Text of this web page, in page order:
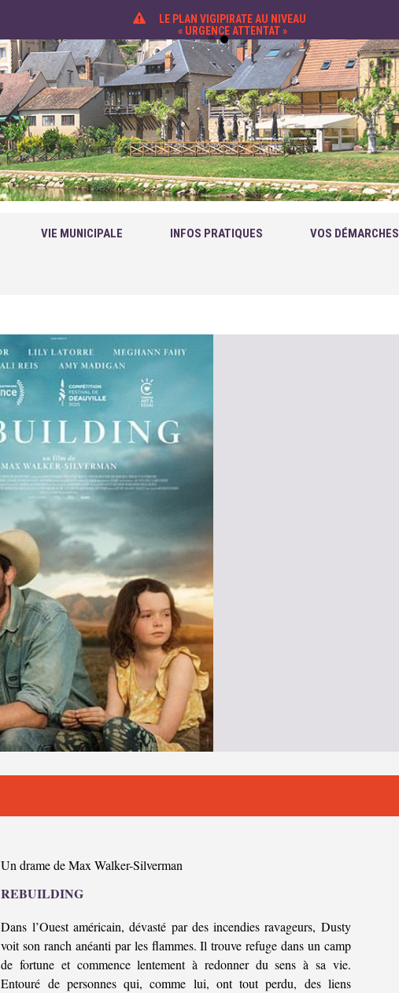
LE PLAN VIGIPIRATE AU NIVEAU
« URGENCE ATTENTAT »
VIE MUNICIPALE INFOS PRATIQUES VOS DÉMARCHES
Un drame de Max Walker-Silverman
REBUILDING
Dans l’Ouest américain, dévasté par des incendies ravageurs, Dusty
voit son ranch anéanti par les flammes. Il trouve refuge dans un camp
de fortune et commence lentement à redonner du sens à sa vie.
Entouré de personnes qui, comme lui, ont tout perdu, des liens